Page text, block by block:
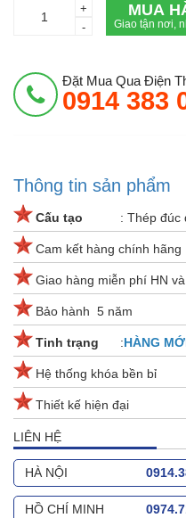
+
-
MUA
Giao tận nơi,
Đặt Mua Qua Điện
0914 383
Thông tin sản phẩm
Cấu tạo : Thép đúc
Cam kết hàng chính hãng
Giao hàng miễn phí HN
Bảo hành 5 năm
Tinh trạng :HÀNG
Hệ thống khóa bền bỉ
Thiết kế hiện đại
LIÊN HỆ
HÀ NỘI
HỒ CHÍ MINH